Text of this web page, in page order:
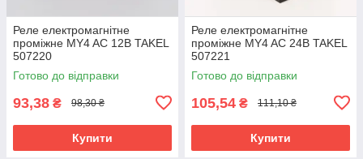
Реле електромагнітне
проміжне MY4 AC 12В TAKEL
507220
Готово до відправки
93,38 ₴ 98,30 ₴
Купити
Реле електромагнітне
проміжне MY4 AC 24В TAKEL
507221
Готово до відправки
105,54 ₴ 111,10 ₴
Купити